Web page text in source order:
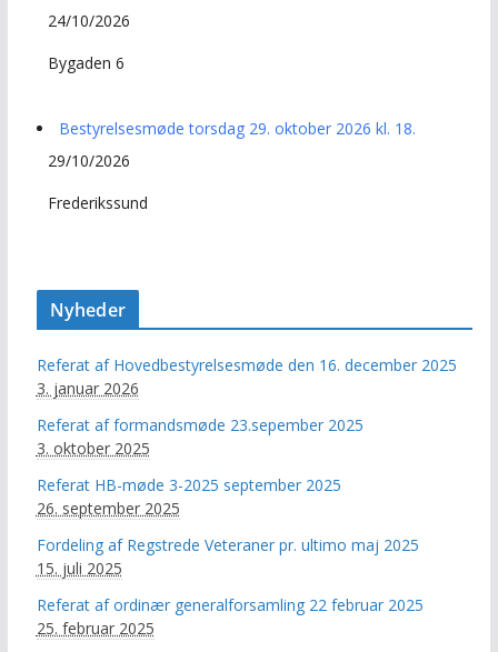
24/10/2026
Bygaden 6
Bestyrelsesmøde torsdag 29. oktober 2026 kl. 18.
29/10/2026
Frederikssund
Nyheder
Referat af Hovedbestyrelsesmøde den 16. december 2025
3. januar 2026
Referat af formandsmøde 23.sepember 2025
3. oktober 2025
Referat HB-møde 3-2025 september 2025
26. september 2025
Fordeling af Regstrede Veteraner pr. ultimo maj 2025
15. juli 2025
Referat af ordinær generalforsamling 22 februar 2025
25. februar 2025